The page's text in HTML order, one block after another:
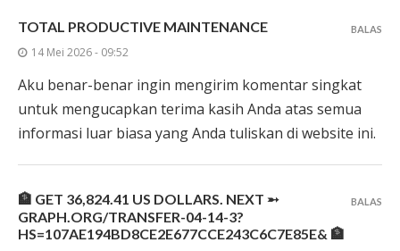
TOTAL PRODUCTIVE MAINTENANCE
14 Mei 2026 - 09:52
Aku benar-benar ingin mengirim komentar singkat
untuk mengucapkan terima kasih Anda atas semua
informasi luar biasa yang Anda tuliskan di website ini.
BALAS
🏦 GET 36,824.41 US DOLLARS. NEXT ➵
GRAPH.ORG/TRANSFER-04-14-3?
HS=107AE194BD8CE2E677CCE243C6C7E85E& 🏦
BALAS